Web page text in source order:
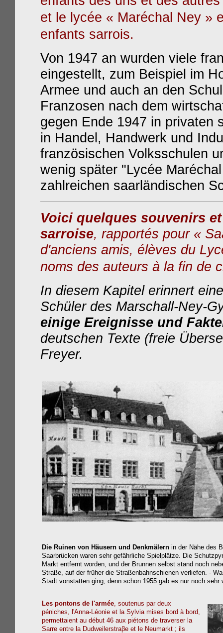
et le lycée « Maréchal Ney »
enfants sarrois.
Von 1947 an wurden viele
eingestellt, zum Beispiel im
Armee und auch an den
Franzosen nach dem
gegen Ende 1947 in privaten
in Handel, Handwerk und
französischen Volksschulen
wenig später "Lycée
zahlreichen saarländischen
Voici quelques souvenirs
sarroise, rapportés pour «
d'anciens amis, élèves du
noms des auteurs à la fin de
In diesem Kapitel erinnert
Schüler des Marschall-Ney-
einige Ereignisse und
deutschen Texte (freie
Freyer.
Die Ruinen von Häusern und Denkmälern in der Nähe des
Saarbrücken waren sehr gefährliche Spielplätze. Die
Markt entfernt worden, und der Brunnen selbst stand noch
Straße, auf der früher die Straßenbahnschienen verliefen. -
Stadt vonstatten ging, denn schon 1955 gab es nur noch sehr
Les pontons de l'armée, soutenus par deux
péniches, l'Anna-Léonie et la Sylvia mises bord à bord,
permettaient au début 46 aux piétons de traverser la
Sarre entre la Dudweilerstraβe et le Neumarkt ; ils